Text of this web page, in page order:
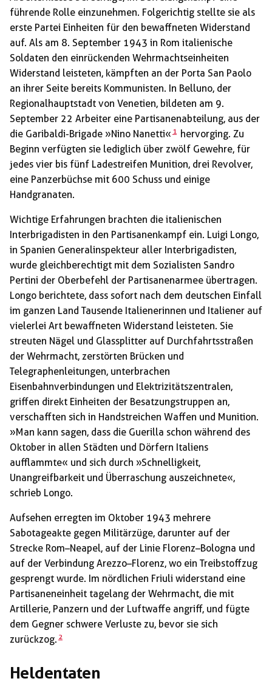
führende Rolle einzunehmen. Folgerichtig stellte sie als
erste Partei Einheiten für den bewaffneten Widerstand
auf. Als am 8. September 1943 in Rom italienische
Soldaten den einrückenden Wehrmachtseinheiten
Widerstand leisteten, kämpften an der Porta San Paolo
an ihrer Seite bereits Kommunisten. In Belluno, der
Regionalhauptstadt von Venetien, bildeten am 9.
September 22 Arbeiter eine Partisanenabteilung, aus der
die Garibaldi-Brigade »Nino Nanetti« 1 hervorging. Zu
Beginn verfügten sie lediglich über zwölf Gewehre, für
jedes vier bis fünf Ladestreifen Munition, drei Revolver,
eine Panzerbüchse mit 600 Schuss und einige
Handgranaten.
Wichtige Erfahrungen brachten die italienischen
Interbrigadisten in den Partisanenkampf ein. Luigi Longo,
in Spanien Generalinspekteur aller Interbrigadisten,
wurde gleichberechtigt mit dem Sozialisten Sandro
Pertini der Oberbefehl der Partisanenarmee übertragen.
Longo berichtete, dass sofort nach dem deutschen Einfall
im ganzen Land Tausende Italienerinnen und Italiener auf
vielerlei Art bewaffneten Widerstand leisteten. Sie
streuten Nägel und Glassplitter auf Durchfahrtsstraßen
der Wehrmacht, zerstörten Brücken und
Telegraphenleitungen, unterbrachen
Eisenbahnverbindungen und Elektrizitätszentralen,
griffen direkt Einheiten der Besatzungstruppen an,
verschafften sich in Handstreichen Waffen und Munition.
»Man kann sagen, dass die Guerilla schon während des
Oktober in allen Städten und Dörfern Italiens
aufflammte« und sich durch »Schnelligkeit,
Unangreifbarkeit und Überraschung auszeichnete«,
schrieb Longo.
Aufsehen erregten im Oktober 1943 mehrere
Sabotageakte gegen Militärzüge, darunter auf der
Strecke Rom–Neapel, auf der Linie Florenz–Bologna und
auf der Verbindung Arezzo–Florenz, wo ein Treibstoffzug
gesprengt wurde. Im nördlichen Friuli widerstand eine
Partisaneneinheit tagelang der Wehrmacht, die mit
Artillerie, Panzern und der Luftwaffe angriff, und fügte
dem Gegner schwere Verluste zu, bevor sie sich
zurückzog. 2
Heldentaten